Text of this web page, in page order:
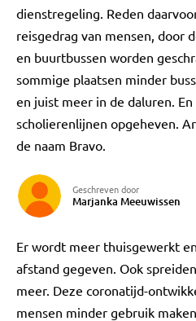
dienstregeling. Reden
reisgedrag van mensen, door
en buurtbussen worden
sommige plaatsen minder
en juist meer in de daluren.
scholierenlijnen opgeheven.
de naam Bravo.
Geschreven door
Marjanka Meeuwissen
Er wordt meer thuisgewerkt
afstand gegeven. Ook
meer. Deze coronatijd-
mensen minder gebruik